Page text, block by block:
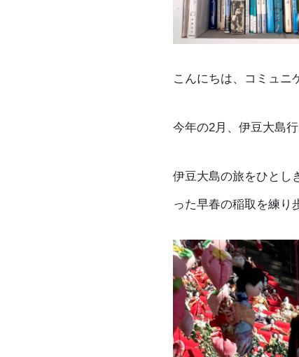
こんにちは、コミュニ
今年の2月、伊豆大島
伊豆大島の旅をひとし
った早春の稲取を練り